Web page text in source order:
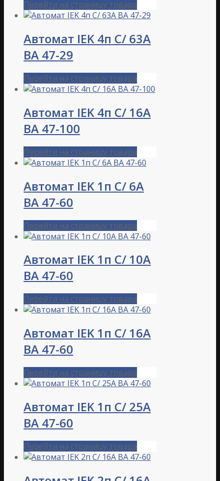
Перейти на страницу товара
Автомат IEK 4п C/ 63А
ВА 47-29
Перейти на страницу товара
Автомат IEK 4п C/ 16А
ВА 47-100
Перейти на страницу товара
Автомат IEK 1п С/ 6А
ВА 47-60
Перейти на страницу товара
Автомат IEK 1п С/ 10А
ВА 47-60
Перейти на страницу товара
Автомат IEK 1п С/ 16А
ВА 47-60
Перейти на страницу товара
Автомат IEK 1п С/ 25А
ВА 47-60
Перейти на страницу товара